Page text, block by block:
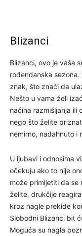
Blizanci
Blizanci, ovo je vaša
rođendanska
znak, što znači da
Nešto u vama želi
načina razmišljanja ili
nego što želite
nemirno, nadahnuto i
U ljubavi i odnosima
očekuju ako to nije
može primijetiti da
želite, drukčije
kroz nagle prekide
Slobodni Blizanci bit
Moguća su nagla